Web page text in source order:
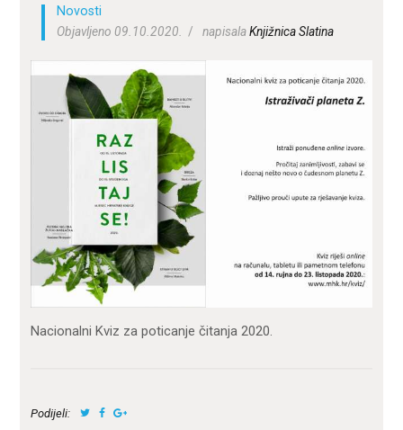
Novosti
Objavljeno 09.10.2020.
napisalaKnjižnica Slatina
Nacionalni Kviz za poticanje čitanja 2020.
Podijeli: